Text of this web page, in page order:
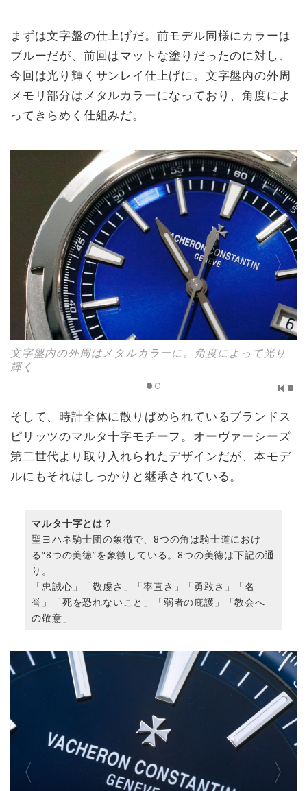
まずは文字盤の仕上げだ。前モデル同様にカラーは
ブルーだが、前回はマットな塗りだったのに対し、
今回は光り輝くサンレイ仕上げに。文字盤内の外周
メモリ部分はメタルカラーになっており、角度によ
ってきらめく仕組みだ。
文字盤内の外周はメタルカラーに。角度によって光り
輝く
そして、時計全体に散りばめられているブランドス
ピリッツのマルタ十字モチーフ。オーヴァーシーズ
第二世代より取り入れられたデザインだが、本モデ
ルにもそれはしっかりと継承されている。
マルタ十字とは？
聖ヨハネ騎士団の象徴で、8つの角は騎士道におけ
る“8つの美徳”を象徴している。8つの美徳は下記の通
り。
「忠誠心」「敬虔さ」「率直さ」「勇敢さ」「名
誉」「死を恐れないこと」「弱者の庇護」「教会へ
の敬意」